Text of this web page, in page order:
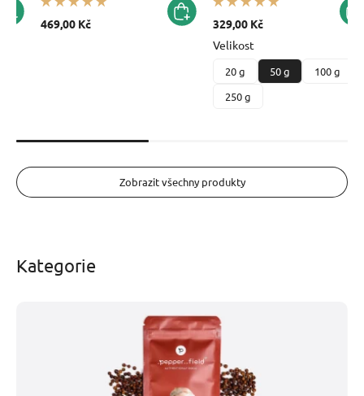
469,00 Kč
329,00 Kč
Velikost
20 g 50 g
100 g
250 g
Zobrazit všechny produkty
Kategorie